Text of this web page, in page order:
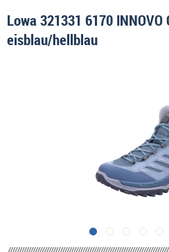
Lowa 321331 6170 INNOVO
eisblau/hellblau